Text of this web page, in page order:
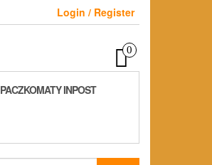
Login / Register
0
PACZKOMATY INPOST